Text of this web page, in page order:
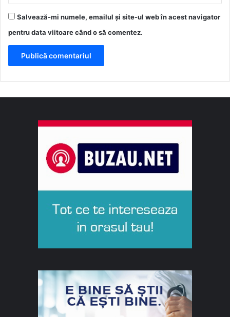
Salvează-mi numele, emailul și site-ul web în acest navigator
pentru data viitoare când o să comentez.